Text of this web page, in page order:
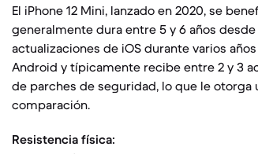
El iPhone 12 Mini, lanzado en 2020, se
generalmente dura entre 5 y 6 años
actualizaciones de iOS durante varios
Android y típicamente recibe entre 2 y 3
de parches de seguridad, lo que le
comparación.
Resistencia física: